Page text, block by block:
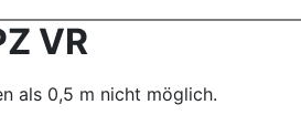
VR
als 0,5 m nicht möglich.